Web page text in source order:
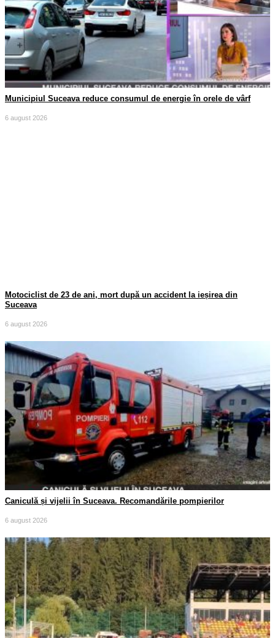
Municipiul Suceava reduce consumul de energie în orele de vârf
6 august 2026
Motociclist de 23 de ani, mort după un accident la ieșirea din
Suceava
6 august 2026
Caniculă și vijelii în Suceava. Recomandările pompierilor
6 august 2026